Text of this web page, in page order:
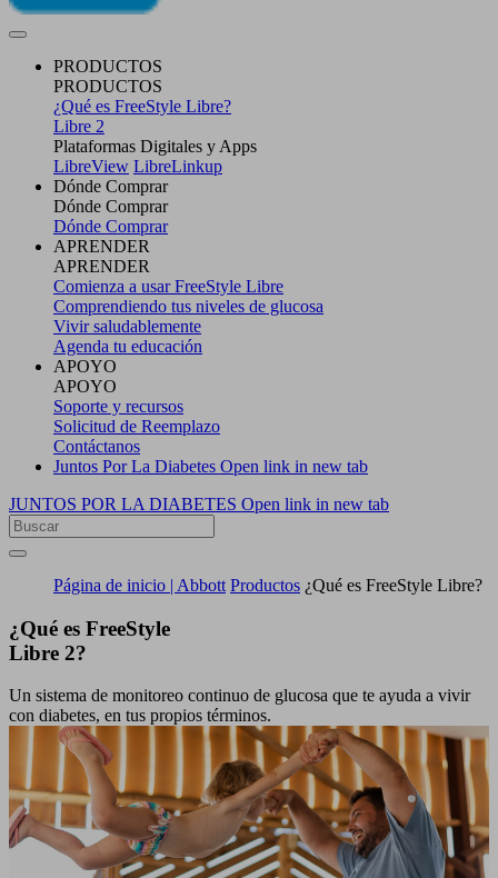
PRODUCTOS
PRODUCTOS
¿Qué es FreeStyle Libre?
Libre 2
Plataformas Digitales y Apps
LibreView LibreLinkup
Dónde Comprar
Dónde Comprar
Dónde Comprar
APRENDER
APRENDER
Comienza a usar FreeStyle Libre
Comprendiendo tus niveles de glucosa
Vivir saludablemente
Agenda tu educación
APOYO
APOYO
Soporte y recursos
Solicitud de Reemplazo
Contáctanos
Juntos Por La Diabetes Open link in new tab
JUNTOS POR LA DIABETES Open link in new tab
Página de inicio | Abbott Productos ¿Qué es FreeStyle Libre?
¿Qué es FreeStyle
Libre 2?
Un sistema de monitoreo continuo de glucosa que te ayuda a vivir
con diabetes, en tus propios términos.